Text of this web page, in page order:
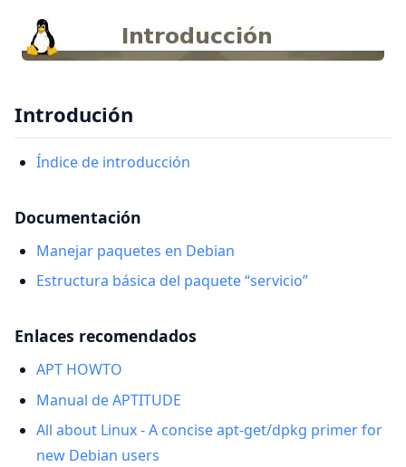
Introdución
Índice de introducción
Documentación
Manejar paquetes en Debian
Estructura básica del paquete “servicio”
Enlaces recomendados
APT HOWTO
Manual de APTITUDE
All about Linux - A concise apt-get/dpkg primer for
new Debian users